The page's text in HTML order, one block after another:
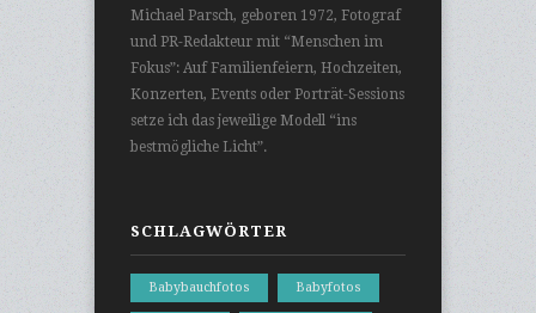
Michael Parsch, geboren 1972, Fotograf
und PR-Redakteur mit “Menschen im
Fokus”: Auf Familienfeiern, Hochzeiten,
Konzerten, Events oder Porträt-Sessions
setze ich das jeweilige Modell “ins
bestmögliche Licht”.
SCHLAGWÖRTER
Babybauchfotos Babyfotos